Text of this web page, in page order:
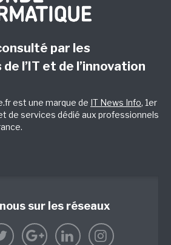
par les
l’IT et de l’innovation
est une marque de IT News Info, 1er
de services dédié aux professionnels
sur les réseaux